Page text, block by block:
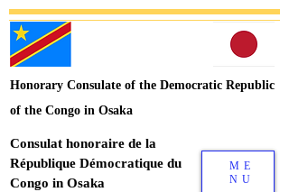
Honorary Consulate of the Democratic Republic
of the Congo in Osaka
Consulat honoraire de la
République Démocratique du
Congo in Osaka
ME
NU